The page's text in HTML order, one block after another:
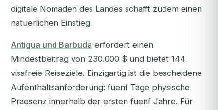
digitale Nomaden des Landes schafft zudem einen
natuerlichen Einstieg.
Antigua und Barbuda erfordert einen
Mindestbeitrag von 230.000 $ und bietet 144
visafreie Reiseziele. Einzigartig ist die bescheidene
Aufenthaltsanforderung: fuenf Tage physische
Praesenz innerhalb der ersten fuenf Jahre. Für